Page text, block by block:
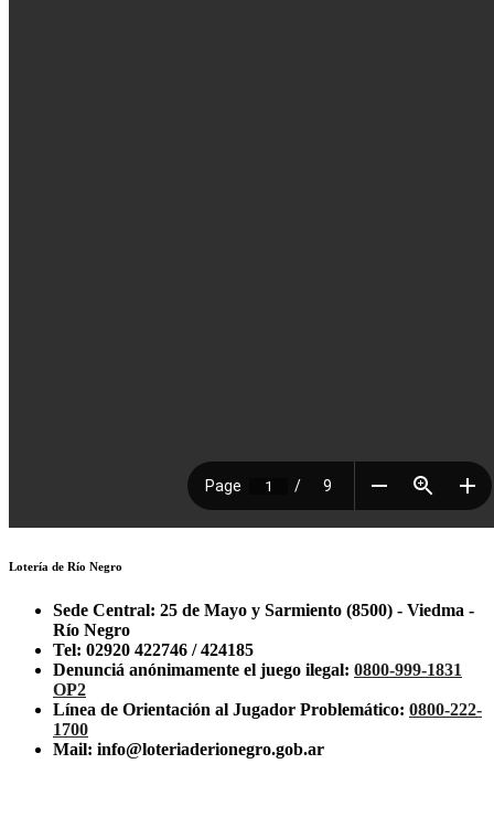
Lotería de Río Negro
Sede Central: 25 de Mayo y Sarmiento (8500) - Viedma -
Río Negro
Tel: 02920 422746 / 424185
Denunciá anónimamente el juego ilegal: 0800-999-1831
OP2
Línea de Orientación al Jugador Problemático: 0800-222-
1700
Mail: info@loteriaderionegro.gob.ar